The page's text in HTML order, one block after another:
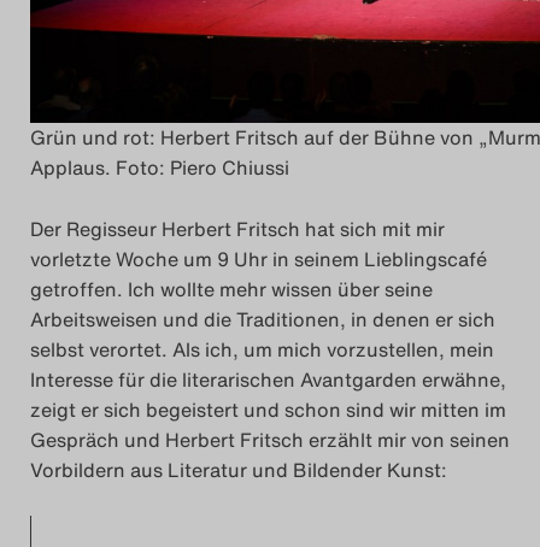
Grün und rot: Herbert Fritsch auf der Bühne von
Applaus. Foto: Piero Chiussi
Der Regisseur Herbert Fritsch hat sich mit mir
vorletzte Woche um 9 Uhr in seinem Lieblingscafé
getroffen. Ich wollte mehr wissen über seine
Arbeitsweisen und die Traditionen, in denen er sich
selbst verortet. Als ich, um mich vorzustellen, mein
Interesse für die literarischen Avantgarden erwähne,
zeigt er sich begeistert und schon sind wir mitten im
Gespräch und Herbert Fritsch erzählt mir von seinen
Vorbildern aus Literatur und Bildender Kunst: